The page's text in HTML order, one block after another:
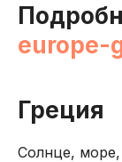
europe-
Греция
Солнце,